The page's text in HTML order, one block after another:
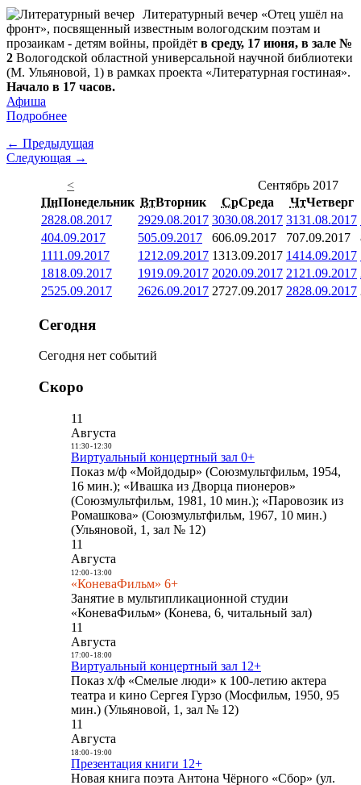
Литературный вечер «Отец ушёл на
фронт», посвященный известным вологодским поэтам и
прозаикам - детям войны, пройдёт в среду, 17 июня, в зале №
2 Вологодской областной универсальной научной библиотеки
(М. Ульяновой, 1) в рамках проекта «Литературная гостиная».
Начало в 17 часов.
Афиша
Подробнее
← Предыдущая
Следующая →
<
Сентябрь 2017
ПнПонедельник ВтВторник СрСреда ЧтЧетверг
2828.08.2017 2929.08.2017 3030.08.2017 3131.08.2017
404.09.2017 505.09.2017 606.09.2017 707.09.2017
1111.09.2017 1212.09.2017 1313.09.2017 1414.09.2017
1818.09.2017 1919.09.2017 2020.09.2017 21 21.09.2017
2525.09.2017 2626.09.2017 2727.09.2017 2828.09.2017
Сегодня
Сегодня нет событий
Скоро
11
Августа
11:30- 12:30
Виртуальный концертный зал 0+
Показ м/ф «Мойдодыр» (Союзмультфильм, 1954,
16 мин.); «Ивашка из Дворца пионеров»
(Союзмультфильм, 1981, 10 мин.); «Паровозик из
Ромашкова» (Союзмультфильм, 1967, 10 мин.)
(Ульяновой, 1, зал № 12)
11
Августа
12:00- 13:00
«КоневаФильм» 6+
Занятие в мультипликационной студии
«КоневаФильм» (Конева, 6, читальный зал)
11
Августа
17:00- 18:00
Виртуальный концертный зал 12+
Показ х/ф «Смелые люди» к 100-летию актера
театра и кино Сергея Гурзо (Мосфильм, 1950, 95
мин.) (Ульяновой, 1, зал № 12)
11
Августа
18:00- 19:00
Презентация книги 12+
Новая книга поэта Антона Чёрного «Сбор» (ул.